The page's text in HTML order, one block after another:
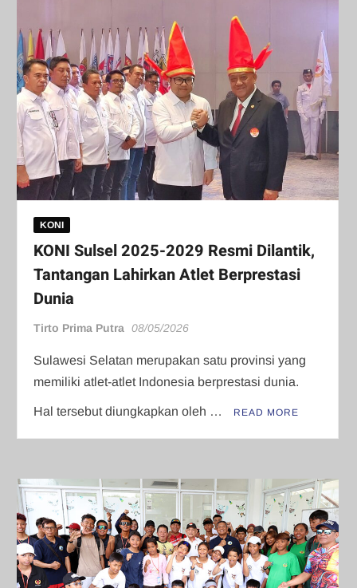
KONI
KONI Sulsel 2025-2029 Resmi Dilantik,
Tantangan Lahirkan Atlet Berprestasi
Dunia
Tirto Prima Putra 08/05/2026
Sulawesi Selatan merupakan satu provinsi yang
memiliki atlet-atlet Indonesia berprestasi dunia.
Hal tersebut diungkapkan oleh … READ MORE